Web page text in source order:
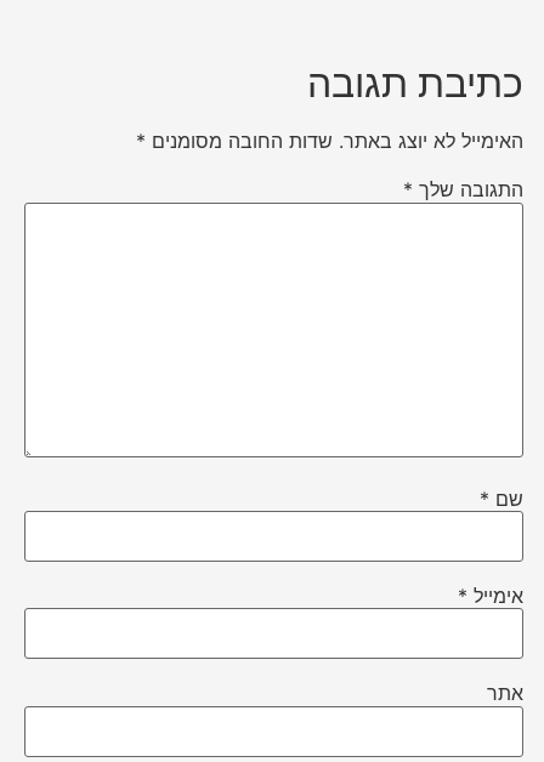
כתיבת תגובה
האימייל לא יוצג באתר. שדות החובה מסומנים *
התגובה שלך *
שם *
אימייל *
אתר